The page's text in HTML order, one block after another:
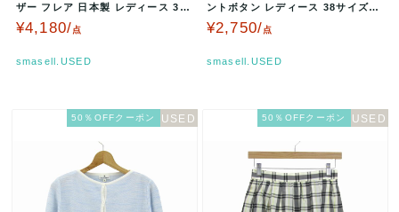
ザー フレア 日本製 レディース 38
サイズ ブラック cour…
¥4,180/点
smasell.USED
ントボタン レディース 38サイズ
ミントグリーン courre…
¥2,750/点
smasell.USED
50％OFFクーポン 50％OFFクーポン